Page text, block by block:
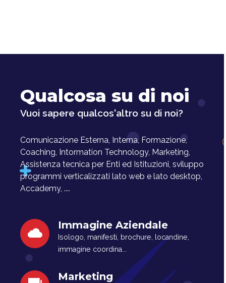
Qualcosa su di noi
Vuoi sapere qualcos'altro su di noi?
Comunicazione Esterna, Interna, Formazione,
Coaching, Intormation Technology, Marketing,
Assistenza tecnica per Enti ed Istituzioni, sviluppo
programmi verticalizzati lato web e lato desktop,
Accademy, ....
Immagine Aziendale
Isologo, manifesti, brochure, locandine,
immagine coordina...
Marketing